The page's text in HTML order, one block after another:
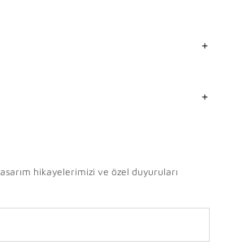
hikayelerimizi ve özel duyuruları